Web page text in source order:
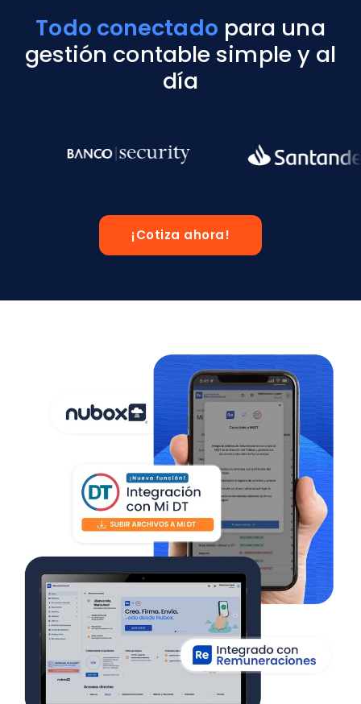
Todo conectado para una
gestión contable simple y al
día
¡Cotiza ahora!